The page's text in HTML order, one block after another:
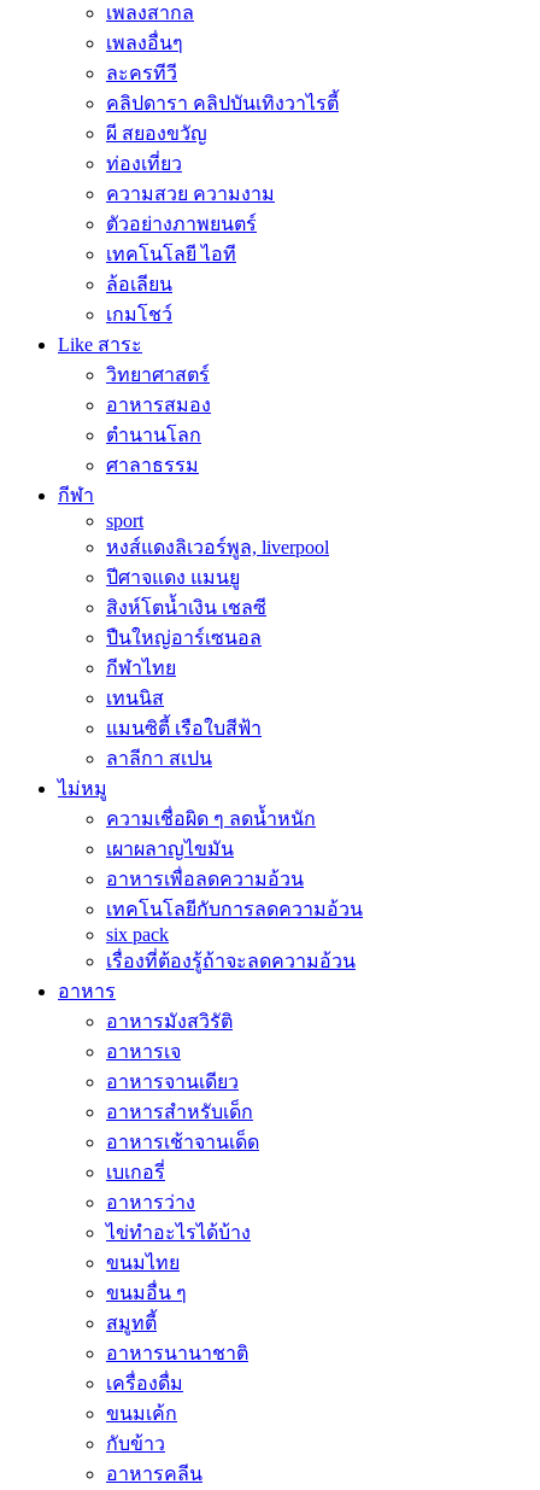
เพลงสากล
เพลงอื่นๆ
ละครทีวี
คลิปดารา คลิปบันเทิงวาไรตี้
ผี สยองขวัญ
ท่องเที่ยว
ความสวย ความงาม
ตัวอย่างภาพยนตร์
เทคโนโลยี ไอที
ล้อเลียน
เกมโชว์
Like สาระ
วิทยาศาสตร์
อาหารสมอง
ตำนานโลก
ศาลาธรรม
กีฬา
sport
หงส์แดงลิเวอร์พูล, liverpool
ปีศาจแดง แมนยู
สิงห์โตน้ำเงิน เชลซี
ปืนใหญ่อาร์เซนอล
กีฬาไทย
เทนนิส
แมนซิตี้ เรือใบสีฟ้า
ลาลีกา สเปน
ไม่หมู
ความเชื่อผิด ๆ ลดน้ำหนัก
เผาผลาญไขมัน
อาหารเพื่อลดความอ้วน
เทคโนโลยีกับการลดความอ้วน
six pack
เรื่องที่ต้องรู้ถ้าจะลดความอ้วน
อาหาร
อาหารมังสวิรัติ
อาหารเจ
อาหารจานเดียว
อาหารสำหรับเด็ก
อาหารเช้าจานเด็ด
เบเกอรี่
อาหารว่าง
ไข่ทำอะไรได้บ้าง
ขนมไทย
ขนมอื่น ๆ
สมูทตี้
อาหารนานาชาติ
เครื่องดื่ม
ขนมเค้ก
กับข้าว
อาหารคลีน